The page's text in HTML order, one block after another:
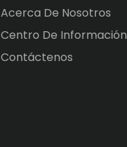
Acerca De Nosotros
Centro De Información
Contáctenos